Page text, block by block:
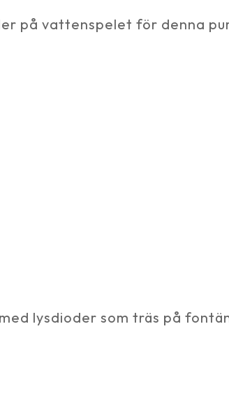
på vattenspelet för denna
lysdioder som träs på